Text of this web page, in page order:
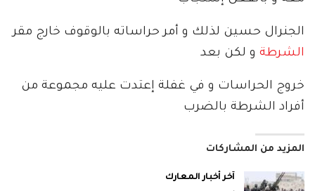
الجنرال حسين لذلك و أمر حراساته بالوقوف خارج مقر
الشرطة و لكن بعد
خروج الحراسات و في غفلة إعتدت عليه مجموعة من
أفراد الشرطة بالضرب
المزيد من المشاركات
آخر أخبار المعارك